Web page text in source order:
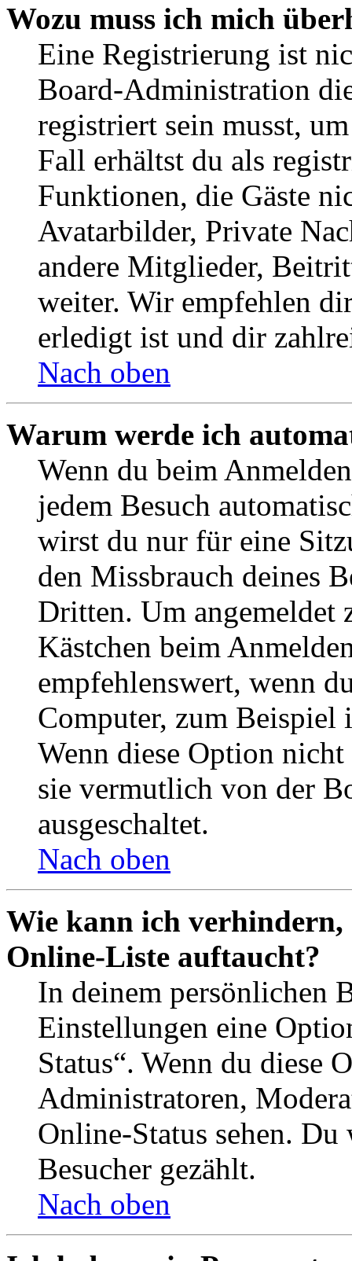
Wozu muss ich mich
Eine Registrierung ist
Board-Administration
registriert sein musst,
Fall erhältst du als
Funktionen, die Gäste
Avatarbilder, Private
andere Mitglieder,
weiter. Wir empfehlen
erledigt ist und dir
Nach oben
Warum werde ich
Wenn du beim
jedem Besuch
wirst du nur für eine
den Missbrauch deines
Dritten. Um angemeldet
Kästchen beim
empfehlenswert, wenn
Computer, zum Beispiel
Wenn diese Option
sie vermutlich von der
ausgeschaltet.
Nach oben
Wie kann ich verhindern,
Online-Liste auftaucht?
In deinem persönlichen
Einstellungen eine
Status“. Wenn du diese
Administratoren,
Online-Status sehen.
Besucher gezählt.
Nach oben